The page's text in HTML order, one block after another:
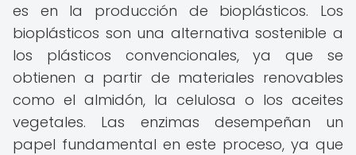
es en la producción de bioplásticos. Los
bioplásticos son una alternativa sostenible a
los plásticos convencionales, ya que se
obtienen a partir de materiales renovables
como el almidón, la celulosa o los aceites
vegetales. Las enzimas desempeñan un
papel fundamental en este proceso, ya que